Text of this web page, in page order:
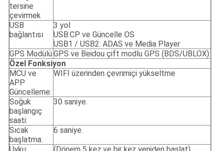
tersine
çevirmek
USB
bağlantısı
3 yol
USB:CP ve Güncelle OS
USB1 / USB2: ADAS ve Media Player
GPS Modülü GPS ve Beidou çift modlu GPS (BDS/UBLOX)
Özel Fonksiyon
MCU ve
APP
Güncelleme:
WIFI üzerinden çevrimiçi yükseltme
Soğuk
başlangıç
saati:
30 saniye.
Sıcak
başlatma:
6 saniye.